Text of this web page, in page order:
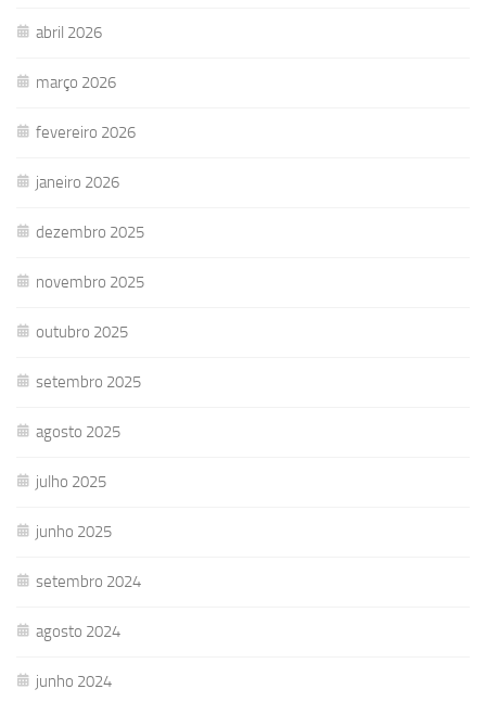
abril 2026
março 2026
fevereiro 2026
janeiro 2026
dezembro 2025
novembro 2025
outubro 2025
setembro 2025
agosto 2025
julho 2025
junho 2025
setembro 2024
agosto 2024
junho 2024